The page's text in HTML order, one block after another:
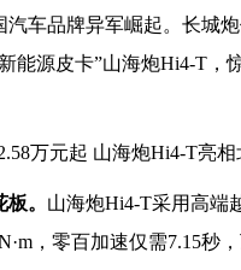
车品牌异军崛起。长城
能源皮卡”山海炮Hi4-T
。 山海炮Hi4-T采用高端
，零百加速仅需7.15秒